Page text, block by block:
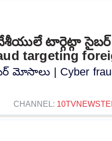
టార్గెట్గా
targeting
మోసాలు | Cyber ​​fraud
CHANNEL: